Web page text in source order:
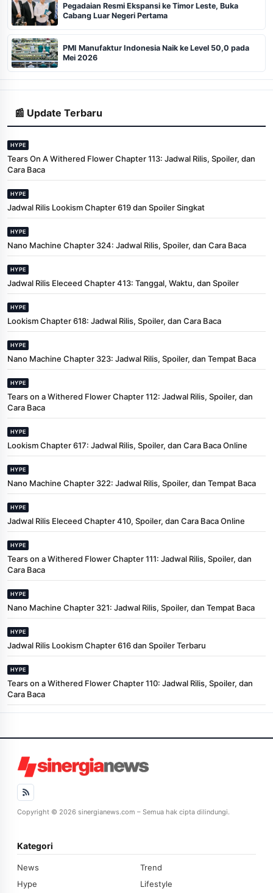
Pegadaian Resmi Ekspansi ke Timor Leste, Buka
Cabang Luar Negeri Pertama
PMI Manufaktur Indonesia Naik ke Level 50,0 pada
Mei 2026
📰 Update Terbaru
HYPE
Tears On A Withered Flower Chapter 113: Jadwal Rilis, Spoiler, dan
Cara Baca
HYPE
Jadwal Rilis Lookism Chapter 619 dan Spoiler Singkat
HYPE
Nano Machine Chapter 324: Jadwal Rilis, Spoiler, dan Cara Baca
HYPE
Jadwal Rilis Eleceed Chapter 413: Tanggal, Waktu, dan Spoiler
HYPE
Lookism Chapter 618: Jadwal Rilis, Spoiler, dan Cara Baca
HYPE
Nano Machine Chapter 323: Jadwal Rilis, Spoiler, dan Tempat Baca
HYPE
Tears on a Withered Flower Chapter 112: Jadwal Rilis, Spoiler, dan
Cara Baca
HYPE
Lookism Chapter 617: Jadwal Rilis, Spoiler, dan Cara Baca Online
HYPE
Nano Machine Chapter 322: Jadwal Rilis, Spoiler, dan Tempat Baca
HYPE
Jadwal Rilis Eleceed Chapter 410, Spoiler, dan Cara Baca Online
HYPE
Tears on a Withered Flower Chapter 111: Jadwal Rilis, Spoiler, dan
Cara Baca
HYPE
Nano Machine Chapter 321: Jadwal Rilis, Spoiler, dan Tempat Baca
HYPE
Jadwal Rilis Lookism Chapter 616 dan Spoiler Terbaru
HYPE
Tears on a Withered Flower Chapter 110: Jadwal Rilis, Spoiler, dan
Cara Baca
Copyright © 2026 sinergianews.com – Semua hak cipta dilindungi.
Kategori
News
Trend
Hype
Lifestyle